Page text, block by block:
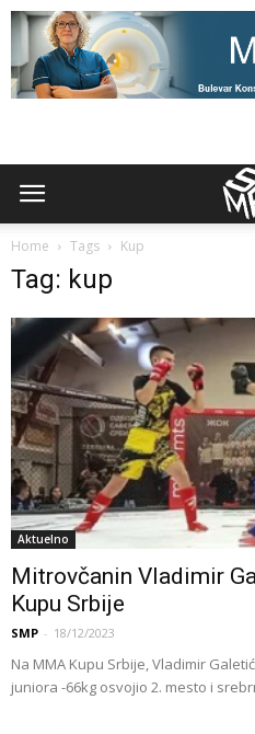
Home Tags Kup
Tag: kup
Aktuelno
Mitrovčanin Vladimir
Kupu Srbije
SMP - 18/12/2023
Na MMA Kupu Srbije, Vladimir
juniora -66kg osvojio 2. mesto i